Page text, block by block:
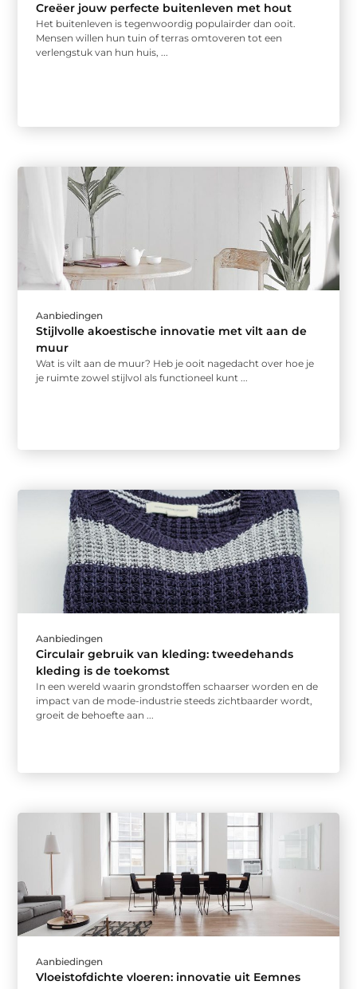
Creëer jouw perfecte buitenleven met hout
Het buitenleven is tegenwoordig populairder dan ooit.
Mensen willen hun tuin of terras omtoveren tot een
verlengstuk van hun huis, ...
Aanbiedingen
Stijlvolle akoestische innovatie met vilt aan de
muur
Wat is vilt aan de muur? Heb je ooit nagedacht over hoe je
je ruimte zowel stijlvol als functioneel kunt ...
Aanbiedingen
Circulair gebruik van kleding: tweedehands
kleding is de toekomst
In een wereld waarin grondstoffen schaarser worden en de
impact van de mode-industrie steeds zichtbaarder wordt,
groeit de behoefte aan ...
Aanbiedingen
Vloeistofdichte vloeren: innovatie uit Eemnes